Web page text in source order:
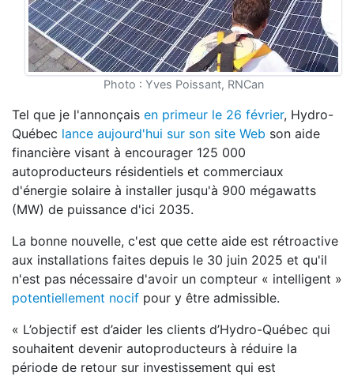
Photo : Yves Poissant, RNCan
Tel que je l'annonçais en primeur le 26 février, Hydro-
Québec lance aujourd'hui sur son site Web son aide
financière visant à encourager 125 000
autoproducteurs résidentiels et commerciaux
d'énergie solaire à installer jusqu'à 900 mégawatts
(MW) de puissance d'ici 2035.
La bonne nouvelle, c'est que cette aide est rétroactive
aux installations faites depuis le 30 juin 2025 et qu'il
n'est pas nécessaire d'avoir un compteur « intelligent »
potentiellement nocif pour y être admissible.
« L’objectif est d’aider les clients d’Hydro-Québec qui
souhaitent devenir autoproducteurs à réduire la
période de retour sur investissement qui est